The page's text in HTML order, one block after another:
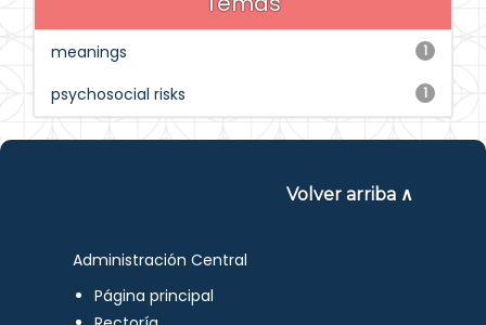
1
meanings
1
psychosocial risks
Volver arriba ∧
Administración Central
Página principal